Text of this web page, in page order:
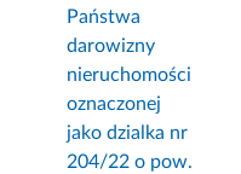
Państwa
darowizny
nieruchomości
oznaczonej
jako dzialka nr
204/22 o pow.